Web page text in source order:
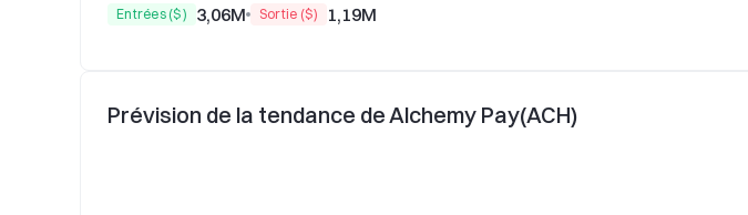
Entrées ($) 3,06M Sortie ($) 1,19M
Prévision de la tendance de Alchemy Pay(ACH)